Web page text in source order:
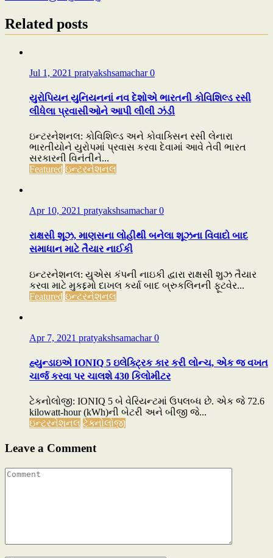
Related posts
Jul 1, 2021 pratyakshsamachar0
યુરોપિયન યુનિયનનાં નવ દેશોએ ભારતની કોવિશિલ્ડ રસી
લીધેલા પ્રવાસીઓને આપી લીલી ઝંડી
ઇન્ટરનેશનલ: કોવિશિલ્ડ અને કોવાક્સિન રસી લેનારા
ભારતીયોને યુરોપમાં પ્રવાસ કરવા દેવામાં આવે તેવી ભારત
સરકારની વિનંતીને...
Featured ઇન્ટરનેશનલ
Apr 10, 2021 pratyakshsamachar0
રાક્ષસી શૂઝ, માણસના લોહીથી બનેલા શૂઝના વિવાદો બાદ
સમાધાન માટે તૈયાર નાઈકી
ઇન્ટરનેશનલ: યુએસ કંપની નાઇકી દ્વારા રાક્ષસી શુઝ તૈયાર
કરવા માટે મુકદ્દમો દાખલ કર્યા બાદ બ્રુકલિનની ફૂટવેર...
Featured ઇન્ટરનેશનલ
Apr 7, 2021 pratyakshsamachar0
હ્યુન્ડાઇએ IONIQ 5 ઇલેક્ટ્રિક કાર કરી લોન્ચ, એક જ વખત
ચાર્જ કરવા પર ચાલશે 430 કિલોમીટર
ટેકનોલોજી: IONIQ 5 બે વેરિયન્ટમાં ઉપલબ્ધ છે. એક જે 72.6
kilowatt-hour (kWh)ની બેટરી અને બીજી જે...
ઇન્ટરનેશનલ ટેક્નોલોજી
Leave a Comment